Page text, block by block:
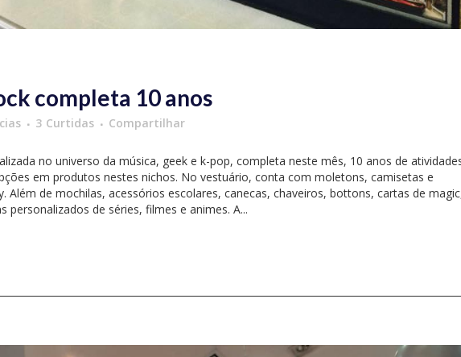
completa 10 anos
3 Curtidas Compartilhar
no universo da música, geek e k-pop, completa neste mês, 10 anos de
em produtos nestes nichos. No vestuário, conta com moletons, camisetas e
Além de mochilas, acessórios escolares, canecas, chaveiros, bottons, cartas de
de séries, filmes e animes. A...